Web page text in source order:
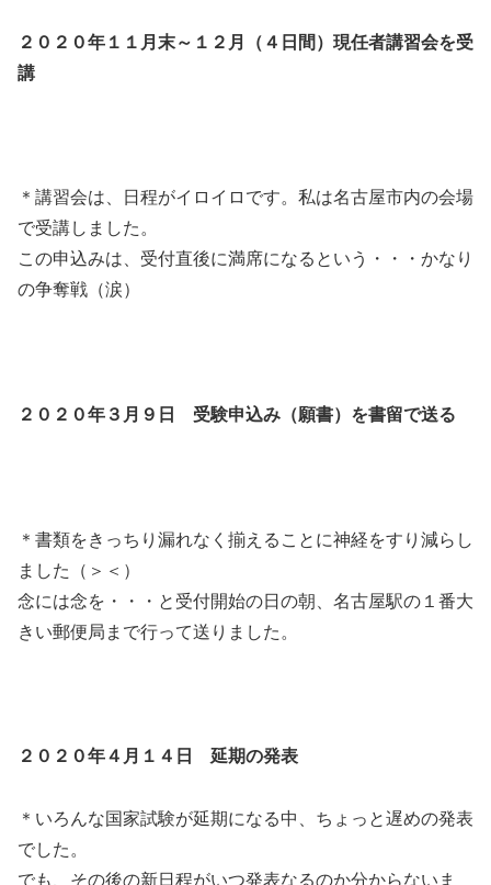
２０２０年１１月末～１２月（４日間）現任者講習会を受
講
＊講習会は、日程がイロイロです。私は名古屋市内の会場
で受講しました。
この申込みは、受付直後に満席になるという・・・かなり
の争奪戦（涙）
２０２０年３月９日 受験申込み（願書）を書留で送る
＊書類をきっちり漏れなく揃えることに神経をすり減らし
ました（＞＜）
念には念を・・・と受付開始の日の朝、名古屋駅の１番大
きい郵便局まで行って送りました。
２０２０年４月１４日 延期の発表
＊いろんな国家試験が延期になる中、ちょっと遅めの発表
でした。
でも、その後の新日程がいつ発表なるのか分からないま